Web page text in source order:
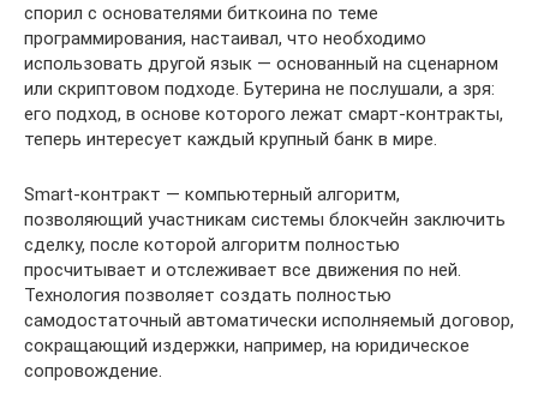
спорил с основателями биткоина по теме
программирования, настаивал, что необходимо
использовать другой язык — основанный на сценарном
или скриптовом подходе. Бутерина не послушали, а зря:
его подход, в основе которого лежат смарт-контракты,
теперь интересует каждый крупный банк в мире.
Smart-контракт — компьютерный алгоритм,
позволяющий участникам системы блокчейн заключить
сделку, после которой алгоритм полностью
просчитывает и отслеживает все движения по ней.
Технология позволяет создать полностью
самодостаточный автоматически исполняемый договор,
сокращающий издержки, например, на юридическое
сопровождение.